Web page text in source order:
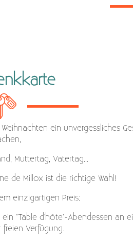
ein unvergessliches
Muttertag, Vatertag...
de Millox ist die richtige Wahl!
einzigartigen Preis:
"Table d'hôte"-Abendessen an
Verfügung.